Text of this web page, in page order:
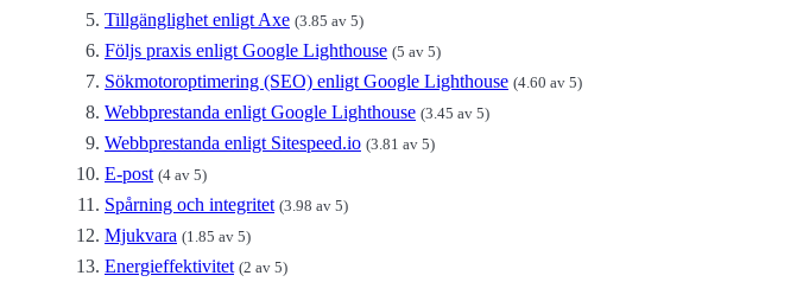
Tillgänglighet enligt Axe (3.85 av 5)
Följs praxis enligt Google Lighthouse (5 av 5)
Sökmotoroptimering (SEO) enligt Google Lighthouse (4.60 av 5)
Webbprestanda enligt Google Lighthouse (3.45 av 5)
Webbprestanda enligt Sitespeed.io (3.81 av 5)
E-post (4 av 5)
Spårning och integritet (3.98 av 5)
Mjukvara (1.85 av 5)
Energieffektivitet (2 av 5)